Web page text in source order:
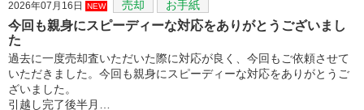
2026年07月16日 NEW 売却 お手紙
今回も親身にスピーディーな対応をありがとうございまし
た
過去に一度売却査いただいた際に対応が良く、今回もご依頼させて
いただきました。今回も親身にスピーディーな対応をありがとうご
ざいました。
引越し完了後半月…